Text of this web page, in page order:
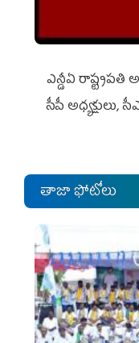
ఎన్డీఏ రాష్ట్ర‌ప‌తి
సీపీ
తాజా ఫోటోలు